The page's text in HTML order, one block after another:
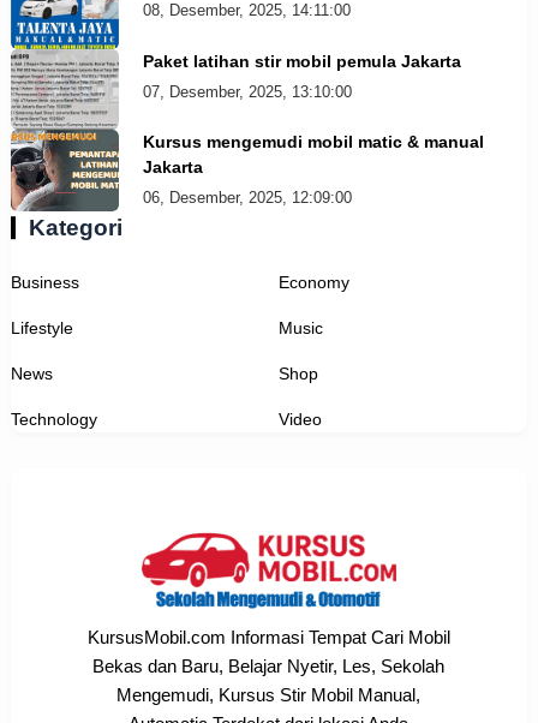
08, Desember, 2025, 14:11:00
Paket latihan stir mobil pemula Jakarta
07, Desember, 2025, 13:10:00
Kursus mengemudi mobil matic & manual
Jakarta
06, Desember, 2025, 12:09:00
Kategori
Business Economy
Lifestyle Music
News Shop
Technology Video
KursusMobil.com Informasi Tempat Cari Mobil
Bekas dan Baru, Belajar Nyetir, Les, Sekolah
Mengemudi, Kursus Stir Mobil Manual,